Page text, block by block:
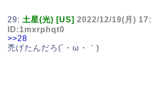
29: 土星(光) [US] 2022/12/19(月)
ID:1mxrphqt0
>>28
禿げたんだろ(´・ω・｀)